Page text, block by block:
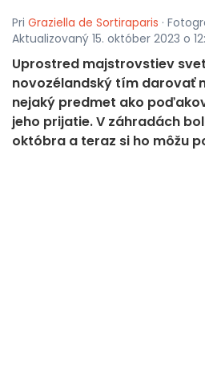
Pri Graziella de Sortiraparis ·
Aktualizovaný 15. október 2023 o
Uprostred majstrovstiev
novozélandský tím darovať
nejaký predmet ako
jeho prijatie. V záhradách
októbra a teraz si ho môžu